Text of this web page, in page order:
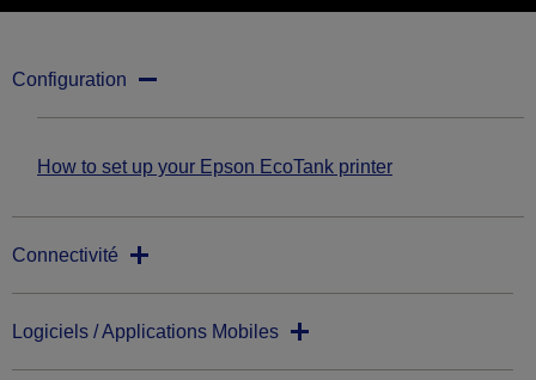
Configuration
How to set up your Epson EcoTank printer
Connectivité
Logiciels / Applications Mobiles